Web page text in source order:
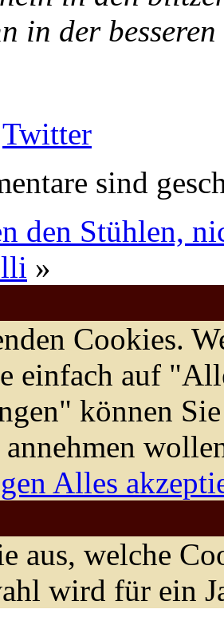
in der
Twitter
sind
den Stühlen,
»
Cookies.
einfach auf
können
Alles
aus, welche
wird für ein